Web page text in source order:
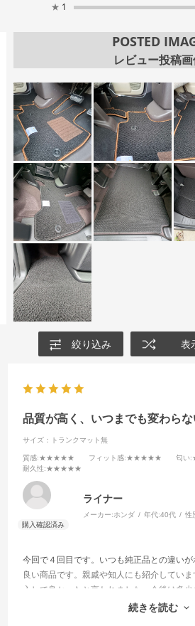
★ 1
POSTED
レビュー投稿
絞り込み 表
品質が高く、いつまでも変わらな
サイズ：トランクマット無
質感:★★★★★ フィット感:★★★★★ 匂い
耐久性:★★★★★
ライナー
メーカー:ホンダ 年代:40代 性
今回で４回目です。いつも純正品との違い
良い商品です。親戚や知人にも紹介してい
入して良かったと言われました。今後は多
いと思いますが、品質は変えずに販売をし
続きを読む